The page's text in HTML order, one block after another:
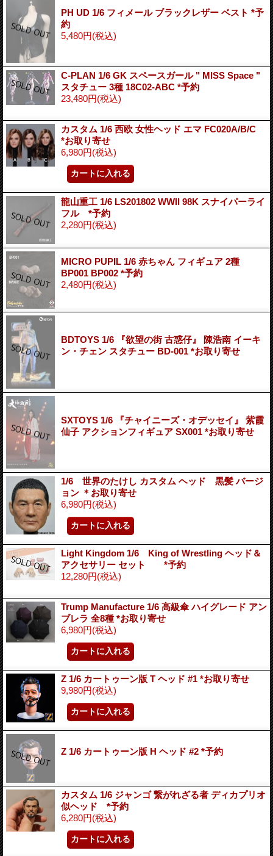
PH UD 1/6 フィメール ブラックレザー ベスト *予
約
5,480円(税込)
C-PLAN 1/6 GK スペースガール " MISS Space "
スタチュー 3種 18C02-ABC *予約
23,480円(税込)
カスタム 1/6 西欧 女性ヘッド エマ FC020A/B/C
*お取り寄せ
6,980円(税込)
龍山重工 1/6 LS201802 WWII 98K スナイパーライ
フル *予約
2,280円(税込)
MICRO PUPIL 1/6 赤ちゃん フィギュア 2種
BP001 BP002 *予約
2,480円(税込)
BDTOYS 1/6 『欲望の街 古惑仔』 陳浩南 イーキ
ン・チェン スタチュー BD-001 *お取り寄せ
SXTOYS 1/6 『チャイニーズ・オデッセイ』 紫霞
仙子 アクションフィギュア SX001 *お取り寄せ
1/6 世界のたけし カスタム ヘッド 黒髪 バージ
ョン ＊お取り寄せ
6,980円(税込)
Light Kingdom 1/6 King of Wrestling ヘッド＆
アクセサリー セット *予約
12,280円(税込)
Trump Manufacture 1/6 高級傘 ハイグレード アン
ブレラ 全8種 *お取り寄せ
6,980円(税込)
Z 1/6 カートゥーン版 T ヘッド #1 *お取り寄せ
9,980円(税込)
Z 1/6 カートゥーン版 H ヘッド #2 *予約
カスタム 1/6 ジャンゴ 繋がれざる者 ディカプリオ
似ヘッド *予約
6,280円(税込)